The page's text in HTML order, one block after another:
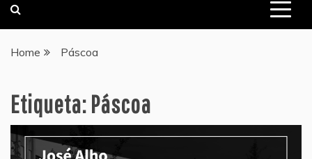
Home Páscoa
Etiqueta:Páscoa